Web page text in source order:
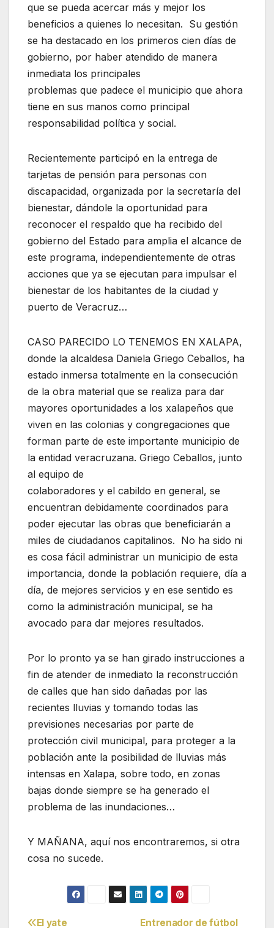
que se pueda acercar más y mejor los
beneficios a quienes lo necesitan. Su gestión
se ha destacado en los primeros cien días de
gobierno, por haber atendido de manera
inmediata los principales
problemas que padece el municipio que ahora
tiene en sus manos como principal
responsabilidad política y social.
Recientemente participó en la entrega de
tarjetas de pensión para personas con
discapacidad, organizada por la secretaría del
bienestar, dándole la oportunidad para
reconocer el respaldo que ha recibido del
gobierno del Estado para amplia el alcance de
este programa, independientemente de otras
acciones que ya se ejecutan para impulsar el
bienestar de los habitantes de la ciudad y
puerto de Veracruz…
CASO PARECIDO LO TENEMOS EN XALAPA,
donde la alcaldesa Daniela Griego Ceballos, ha
estado inmersa totalmente en la consecución
de la obra material que se realiza para dar
mayores oportunidades a los xalapeños que
viven en las colonias y congregaciones que
forman parte de este importante municipio de
la entidad veracruzana. Griego Ceballos, junto
al equipo de
colaboradores y el cabildo en general, se
encuentran debidamente coordinados para
poder ejecutar las obras que beneficiarán a
miles de ciudadanos capitalinos. No ha sido ni
es cosa fácil administrar un municipio de esta
importancia, donde la población requiere, día a
día, de mejores servicios y en ese sentido es
como la administración municipal, se ha
avocado para dar mejores resultados.
Por lo pronto ya se han girado instrucciones a
fin de atender de inmediato la reconstrucción
de calles que han sido dañadas por las
recientes lluvias y tomando todas las
previsiones necesarias por parte de
protección civil municipal, para proteger a la
población ante la posibilidad de lluvias más
intensas en Xalapa, sobre todo, en zonas
bajas donde siempre se ha generado el
problema de las inundaciones…
Y MAÑANA, aquí nos encontraremos, si otra
cosa no sucede.
Entrenador de fútbol
El yate